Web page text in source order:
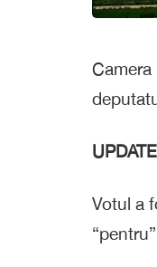
Camera
UPDATE
Votul a